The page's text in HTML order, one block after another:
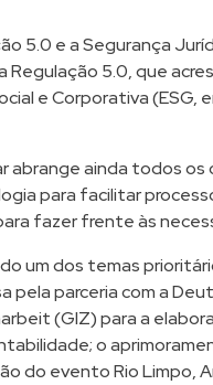
5.0 e a Segurança
Regulação 5.0, que
e Corporativa (ESG,
abrange ainda todos
para facilitar
fazer frente às
um dos temas
pela parceria com a
(GIZ) para a
o
do evento Rio Limpo,